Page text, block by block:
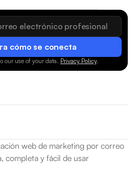
cómo se conecta
our use of your data. Privacy Policy.
web de marketing por correo
completa y fácil de usar